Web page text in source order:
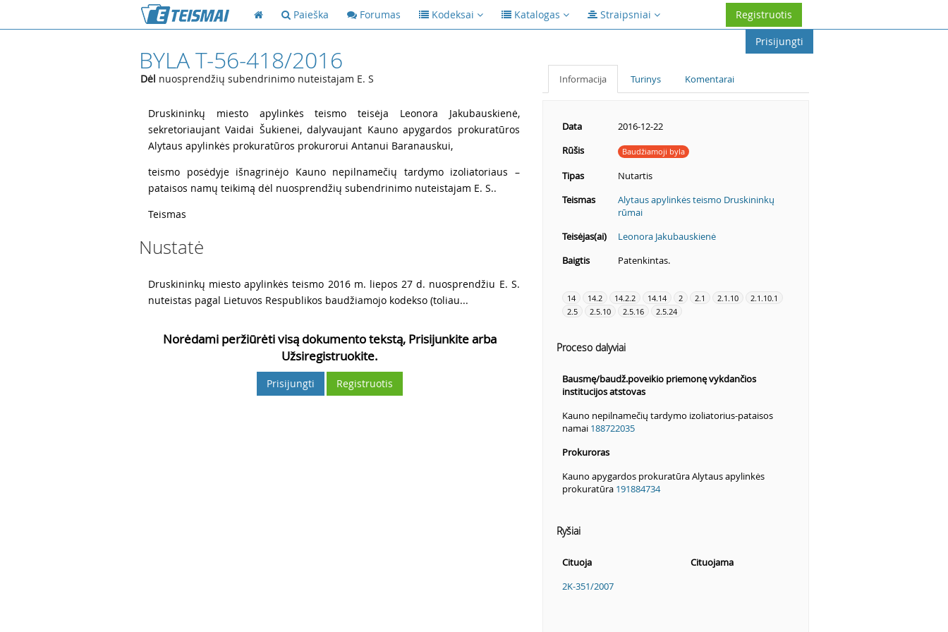
Paieška Forumas Kodeksai Katalogas Straipsniai
Registruotis
Prisijungti
BYLA T-56-418/2016
Dėl nuosprendžių subendrinimo nuteistajam E. S
Druskininkų miesto apylinkės teismo teisėja Leonora Jakubauskienė,
sekretoriaujant Vaidai Šukienei, dalyvaujant Kauno apygardos prokuratūros
Alytaus apylinkės prokuratūros prokurorui Antanui Baranauskui,
teismo posėdyje išnagrinėjo Kauno nepilnamečių tardymo izoliatoriaus –
pataisos namų teikimą dėl nuosprendžių subendrinimo nuteistajam E. S..
Teismas
Nustatė
Druskininkų miesto apylinkės teismo 2016 m. liepos 27 d. nuosprendžiu E. S.
nuteistas pagal Lietuvos Respublikos baudžiamojo kodekso (toliau...
Norėdami peržiūrėti visą dokumento tekstą, Prisijunkite arba
Užsiregistruokite.
Prisijungti Registruotis
Informacija Turinys Komentarai
Data
2016-12-22
Rūšis
Baudžiamoji byla
Tipas
Nutartis
Teismas
Alytaus apylinkės teismo Druskininkų
rūmai
Teisėjas(ai)
Leonora Jakubauskienė
Baigtis
Patenkintas.
14 14.2 14.2.2 14.14 2 2.1 2.1.10
2.1.10.1
2.5
2.5.10 2.5.16 2.5.24
Proceso dalyviai
Bausmę/baudž.poveikio priemonę vykdančios
institucijos atstovas
Kauno nepilnamečių tardymo izoliatorius-pataisos
namai 188722035
Prokuroras
Kauno apygardos prokuratūra Alytaus apylinkės
prokuratūra 191884734
Ryšiai
Cituoja
Cituojama
2K-351/2007